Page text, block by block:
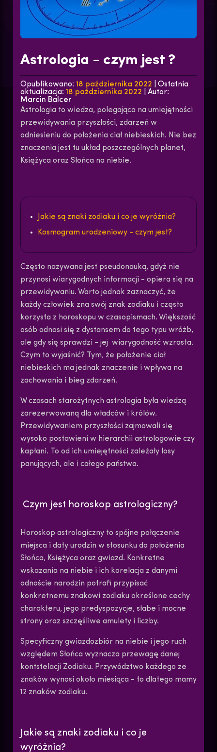
Astrologia - czym jest ?
Opublikowano: 18 października 2022 | Ostatnia
aktualizacja: 18 października 2022 | Autor:
Marcin Balcer
Astrologia to wiedza, polegająca na umiejętności
przewidywania przyszłości, zdarzeń w
odniesieniu do położenia ciał niebieskich. Nie bez
znaczenia jest tu układ poszczególnych planet,
Księżyca oraz Słońca na niebie.
Jakie są znaki zodiaku i co je wyróżnia?
Kosmogram urodzeniowy - czym jest?
Często nazywana jest pseudonauką, gdyż nie
przynosi wiarygodnych informacji - opiera się na
przewidywaniu. Warto jednak zaznaczyć, że
każdy człowiek zna swój znak zodiaku i często
korzysta z horoskopu w czasopismach. Większość
osób odnosi się z dystansem do tego typu wróżb,
ale gdy się sprawdzi - jej wiarygodność wzrasta.
Czym to wyjaśnić? Tym, że położenie ciał
niebieskich ma jednak znaczenie i wpływa na
zachowania i bieg zdarzeń.
W czasach starożytnych astrologia była wiedzą
zarezerwowaną dla władców i królów.
Przewidywaniem przyszłości zajmowali się
wysoko postawieni w hierarchii astrologowie czy
kapłani. To od ich umiejętności zależały losy
panujących, ale i całego państwa.
Czym jest horoskop astrologiczny?
Horoskop astrologiczny to spójne połączenie
miejsca i daty urodzin w stosunku do położenia
Słońca, Księżyca oraz gwiazd. Konkretne
wskazania na niebie i ich korelacja z danymi
odnoście narodzin potrafi przypisać
konkretnemu znakowi zodiaku określone cechy
charakteru, jego predyspozycje, słabe i mocne
strony oraz szczęśliwe amulety i liczby.
Specyficzny gwiazdozbiór na niebie i jego ruch
względem Słońca wyznacza przewagę danej
kontstelacji Zodiaku. Przywództwo każdego ze
znaków wynosi około miesiąca - to dlatego mamy
12 znaków zodiaku.
Jakie są znaki zodiaku i co je
wyróżnia?